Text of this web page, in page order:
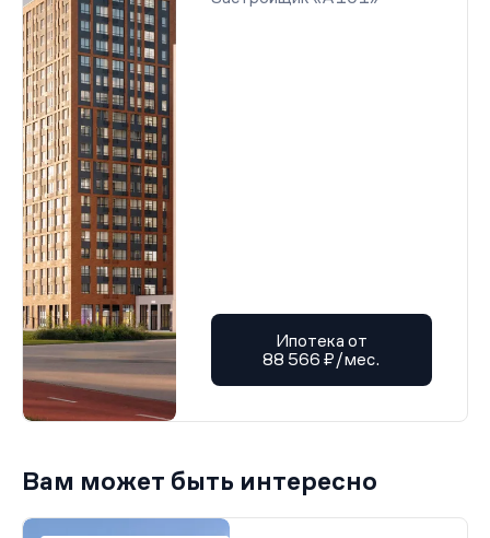
Ипотека от
88 566 ₽/мес.
Вам может быть интересно